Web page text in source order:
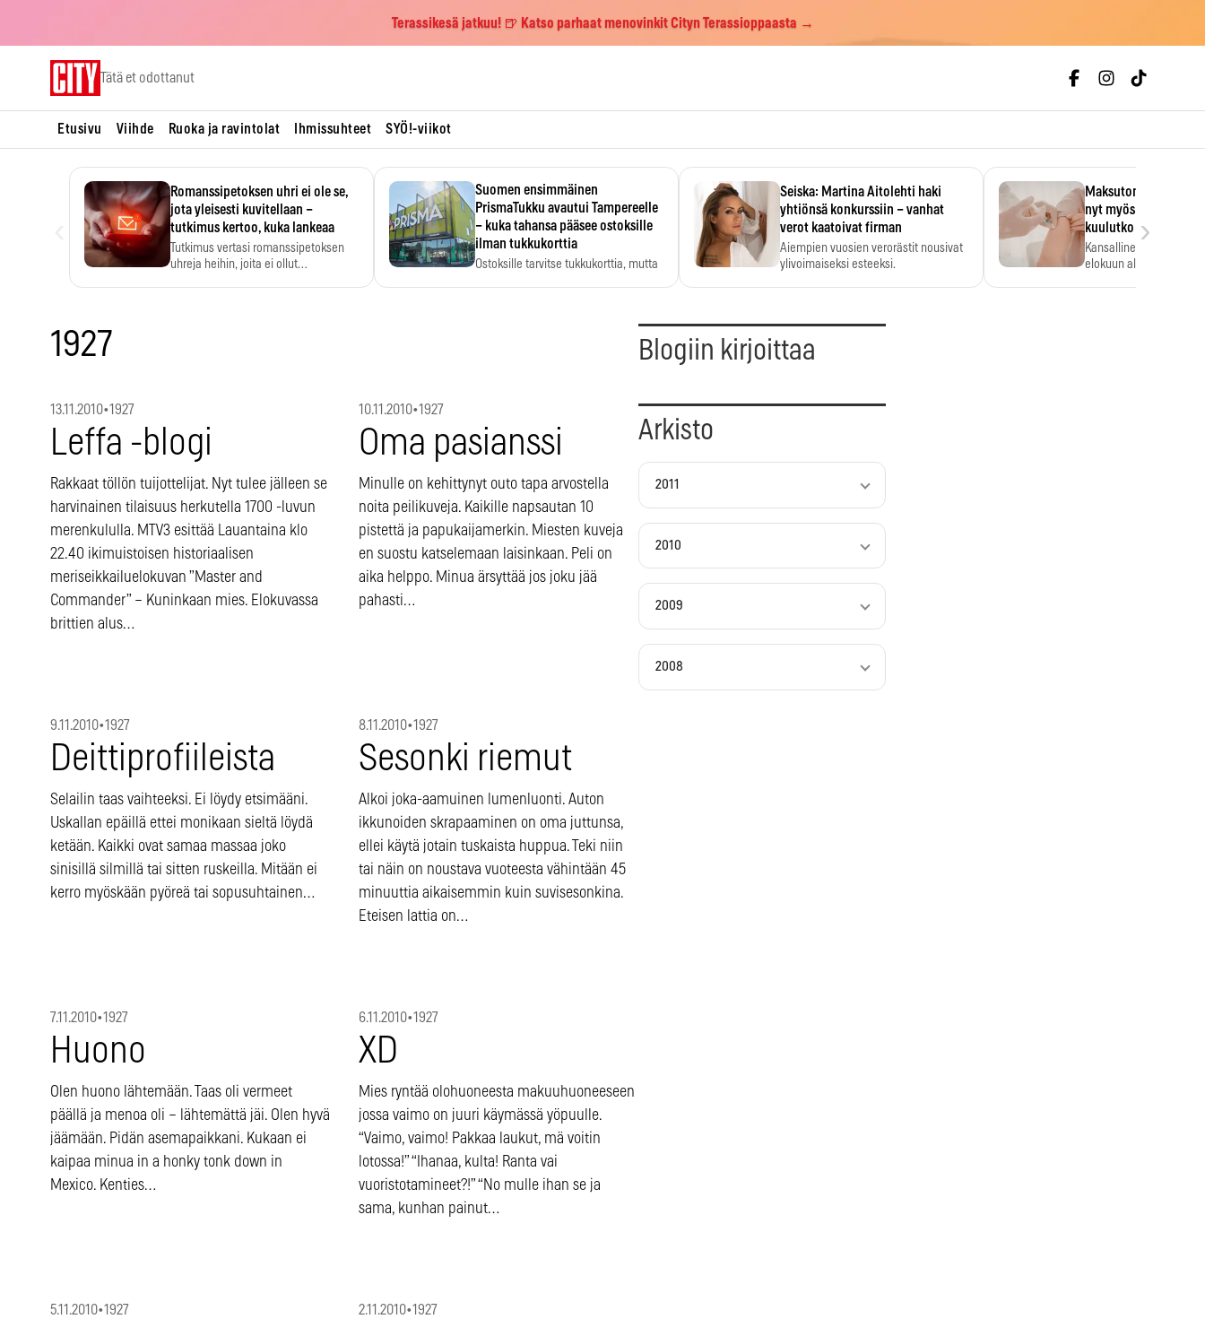
Terassikesä jatkuu! 🍺 Katso parhaat menovinkit Cityn Terassioppaasta →
Tätä et odottanut
Etusivu Viihde Ruoka ja ravintolat Ihmissuhteet SYÖ!-viikot
Romanssipetoksen uhri ei ole se,
jota yleisesti kuvitellaan –
tutkimus kertoo, kuka lankeaa
Tutkimus vertasi romanssipetoksen
uhreja heihin, joita ei ollut…
Suomen ensimmäinen
PrismaTukku avautui Tampereelle
– kuka tahansa pääsee ostoksille
ilman tukkukorttia
Ostoksille tarvitse tukkukorttia, mutta
Seiska: Martina Aitolehti haki
yhtiönsä konkurssiin – vanhat
verot kaatoivat firman
Aiempien vuosien verorästit nousivat
ylivoimaiseksi esteeksi.
Maksuton
nyt myös aikuisille –
kuulutko
Kansallinen
elokuun alussa.
›
1927
13.11.2010•1927
Leffa -blogi
Rakkaat töllön tuijottelijat. Nyt tulee jälleen se
harvinainen tilaisuus herkutella 1700 -luvun
merenkululla. MTV3 esittää Lauantaina klo
22.40 ikimuistoisen historiaalisen
meriseikkailuelokuvan ”Master and
Commander” – Kuninkaan mies. Elokuvassa
brittien alus…
10.11.2010•1927
Oma pasianssi
Minulle on kehittynyt outo tapa arvostella
noita peilikuveja. Kaikille napsautan 10
pistettä ja papukaijamerkin. Miesten kuveja
en suostu katselemaan laisinkaan. Peli on
aika helppo. Minua ärsyttää jos joku jää
pahasti…
9.11.2010•1927
Deittiprofiileista
Selailin taas vaihteeksi. Ei löydy etsimääni.
Uskallan epäillä ettei monikaan sieltä löydä
ketään. Kaikki ovat samaa massaa joko
sinisillä silmillä tai sitten ruskeilla. Mitään ei
kerro myöskään pyöreä tai sopusuhtainen…
8.11.2010•1927
Sesonki riemut
Alkoi joka-aamuinen lumenluonti. Auton
ikkunoiden skrapaaminen on oma juttunsa,
ellei käytä jotain tuskaista huppua. Teki niin
tai näin on noustava vuoteesta vähintään 45
minuuttia aikaisemmin kuin suvisesonkina.
Eteisen lattia on…
7.11.2010•1927
Huono
Olen huono lähtemään. Taas oli vermeet
päällä ja menoa oli – lähtemättä jäi. Olen hyvä
jäämään. Pidän asemapaikkani. Kukaan ei
kaipaa minua in a honky tonk down in
Mexico. Kenties…
6.11.2010•1927
XD
Mies ryntää olohuoneesta makuuhuoneeseen
jossa vaimo on juuri käymässä yöpuulle.
“Vaimo, vaimo! Pakkaa laukut, mä voitin
lotossa!” “Ihanaa, kulta! Ranta vai
vuoristotamineet?!” “No mulle ihan se ja
sama, kunhan painut…
5.11.2010•1927 2.11.2010•1927
Blogiin kirjoittaa
Arkisto
2011
2010
2009
2008